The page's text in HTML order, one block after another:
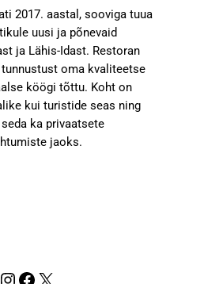
2017. aastal, sooviga tuua
uusi ja põnevaid
ja Lähis-Idast. Restoran
oma kvaliteetse
köögi tõttu. Koht on
kui turistide seas ning
ka privaatsete
jaoks.
Instagram
Facebook
X